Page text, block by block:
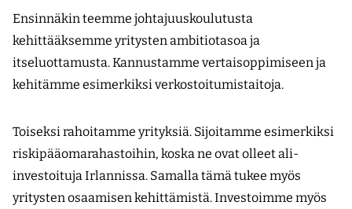
Ensinnäkin teemme johtajuuskoulutusta
kehittääksemme yritysten ambitiotasoa ja
itseluottamusta. Kannustamme vertaisoppimiseen ja
kehitämme esimerkiksi verkostoitumistaitoja.
Toiseksi rahoitamme yrityksiä. Sijoitamme esimerkiksi
riskipääomarahastoihin, koska ne ovat olleet ali-
investoituja Irlannissa. Samalla tämä tukee myös
yritysten osaamisen kehittämistä. Investoimme myös